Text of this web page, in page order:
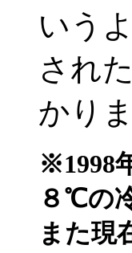
いう
され
かり
※1998
８℃の
また現